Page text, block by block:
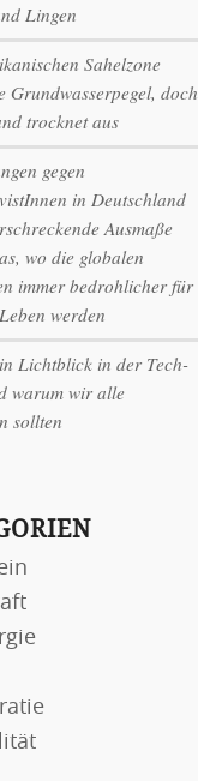
Lingen
Sahelzone
Grundwasserpegel, doch
trocknet aus
gegen
in Deutschland
Ausmaße
wo die globalen
immer bedrohlicher für
werden
Lichtblick in der Tech-
warum wir alle
sollten